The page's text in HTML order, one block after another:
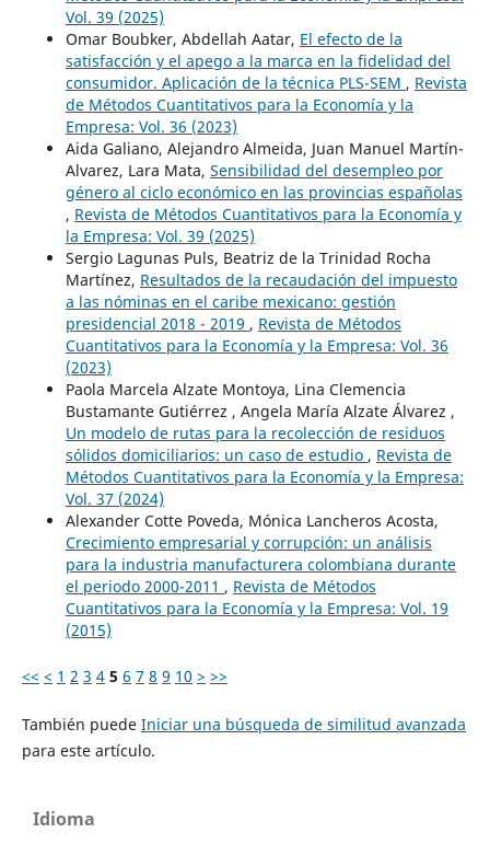
Vol. 39 (2025)
Omar Boubker, Abdellah Aatar, El efecto de la
satisfacción y el apego a la marca en la fidelidad del
consumidor. Aplicación de la técnica PLS-SEM , Revista
de Métodos Cuantitativos para la Economía y la
Empresa: Vol. 36 (2023)
Aida Galiano, Alejandro Almeida, Juan Manuel Martín-
Alvarez, Lara Mata, Sensibilidad del desempleo por
género al ciclo económico en las provincias españolas
, Revista de Métodos Cuantitativos para la Economía y
la Empresa: Vol. 39 (2025)
Sergio Lagunas Puls, Beatriz de la Trinidad Rocha
Martínez, Resultados de la recaudación del impuesto
a las nóminas en el caribe mexicano: gestión
presidencial 2018 - 2019 , Revista de Métodos
Cuantitativos para la Economía y la Empresa: Vol. 36
(2023)
Paola Marcela Alzate Montoya, Lina Clemencia
Bustamante Gutiérrez , Angela María Alzate Álvarez ,
Un modelo de rutas para la recolección de residuos
sólidos domiciliarios: un caso de estudio , Revista de
Métodos Cuantitativos para la Economía y la Empresa:
Vol. 37 (2024)
Alexander Cotte Poveda, Mónica Lancheros Acosta,
Crecimiento empresarial y corrupción: un análisis
para la industria manufacturera colombiana durante
el periodo 2000-2011 , Revista de Métodos
Cuantitativos para la Economía y la Empresa: Vol. 19
(2015)
<< < 1 2 3 4 5 6 7 8 9 10 > >>
También puede Iniciar una búsqueda de similitud avanzada
para este artículo.
Idioma